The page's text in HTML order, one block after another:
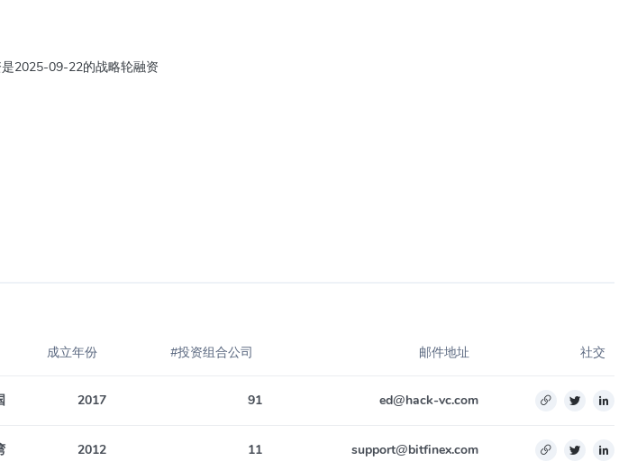
2025-09-22的战略轮融资
成立年份 #投资组合公司 邮件地址 社交
2017 91 ed@hack-vc.com
2012 11 support@bitfinex.com